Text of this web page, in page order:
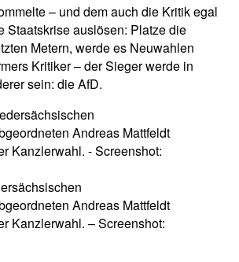
– und dem auch die Kritik egal
Staatskrise auslösen: Platze die
Metern, werde es Neuwahlen
Kritiker – der Sieger werde in
sein: die AfD.
Andreas Mattfeldt
Kanzlerwahl. – Screenshot: